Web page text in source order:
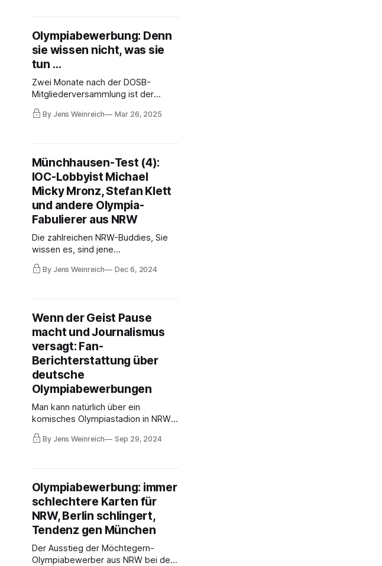
World Games, wo erneut die
Steuerzahler für die Unfähigkeit der
Funktionäre aufkommen.
Olympiabewerbung: Denn
sie wissen nicht, was sie
tun …
Zwei Monate nach der DOSB-
Mitgliederversammlung ist der
Zeitplan der Olympiabewerbung um
ein weiteres Jahr verschoben, mit
das u.a. mit dem World-Games-
Desaster zu tun hat? Exklusiv für
Abonnenten!
By Jens Weinreich Mar 26, 2025
Münchhausen-Test (4):
IOC-Lobbyist Michael
Micky Mronz, Stefan Klett
und andere Olympia-
Fabulierer aus NRW
Die zahlreichen NRW-Buddies, Sie
wissen es, sind jene
Olympiaträumer, die nicht mal die
University Games 2025 ohne
und wollen auf vielfältige Weise den
DOSB dominieren und
Olympiabewerbungsregion werden.
By Jens Weinreich Dec 6, 2024
Wenn der Geist Pause
macht und Journalismus
versagt: Fan-
Berichterstattung über
deutsche
Olympiabewerbungen
Man kann natürlich über ein
komisches Olympiastadion in NRW
und über eine Olympiabewerbung
"berichten", ohne einzuordnen, dass
aber kein aufklärender Journalismus,
wie vieles nicht in diesen Monaten …
By Jens Weinreich Sep 29, 2024
Olympiabewerbung: immer
schlechtere Karten für
NRW, Berlin schlingert,
Tendenz gen München
Der Ausstieg der Möchtegern-
Olympiabewerber aus NRW bei der